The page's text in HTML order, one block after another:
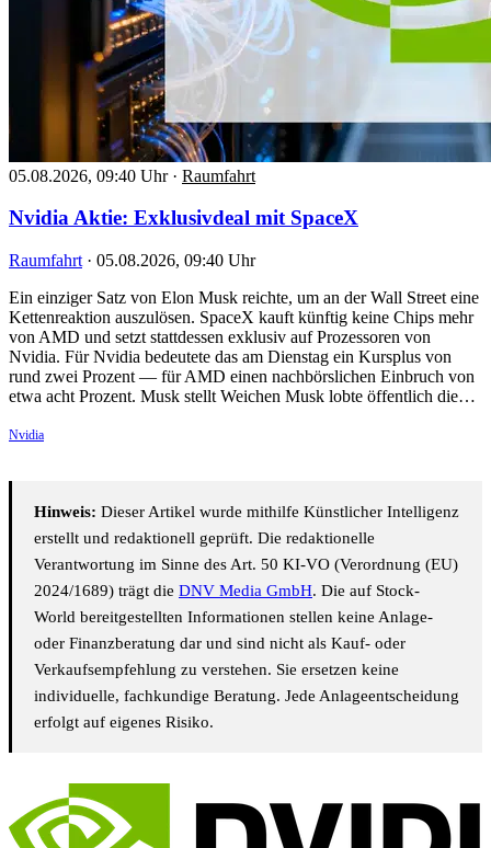
05.08.2026, 09:40 Uhr · Raumfahrt
Nvidia Aktie: Exklusivdeal mit SpaceX
Raumfahrt · 05.08.2026, 09:40 Uhr
Ein einziger Satz von Elon Musk reichte, um an der Wall Street eine
Kettenreaktion auszulösen. SpaceX kauft künftig keine Chips mehr
von AMD und setzt stattdessen exklusiv auf Prozessoren von
Nvidia. Für Nvidia bedeutete das am Dienstag ein Kursplus von
rund zwei Prozent — für AMD einen nachbörslichen Einbruch von
etwa acht Prozent. Musk stellt Weichen Musk lobte öffentlich die…
Nvidia
Hinweis: Dieser Artikel wurde mithilfe Künstlicher Intelligenz
erstellt und redaktionell geprüft. Die redaktionelle
Verantwortung im Sinne des Art. 50 KI-VO (Verordnung (EU)
2024/1689) trägt die DNV Media GmbH. Die auf Stock-
World bereitgestellten Informationen stellen keine Anlage-
oder Finanzberatung dar und sind nicht als Kauf- oder
Verkaufsempfehlung zu verstehen. Sie ersetzen keine
individuelle, fachkundige Beratung. Jede Anlageentscheidung
erfolgt auf eigenes Risiko.